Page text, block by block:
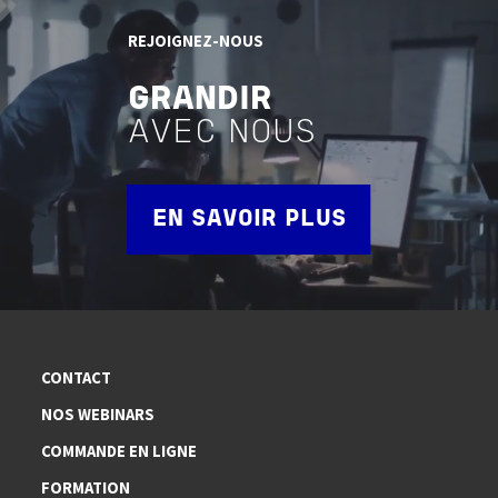
REJOIGNEZ-NOUS
GRANDIR
AVEC NOUS
EN SAVOIR PLUS
CONTACT
NOS WEBINARS
COMMANDE EN LIGNE
FORMATION